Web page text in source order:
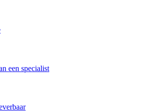
een specialist